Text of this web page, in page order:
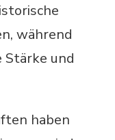
während
Stärke und
haben